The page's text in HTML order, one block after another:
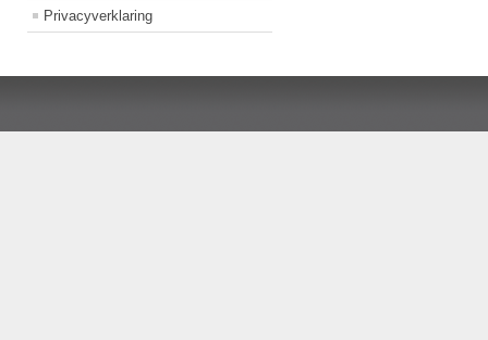
Privacyverklaring